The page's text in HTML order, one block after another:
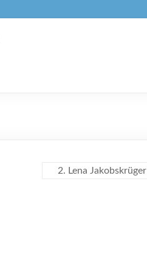
2. Lena Jakobskrüger